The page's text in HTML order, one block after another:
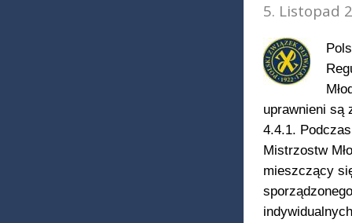
5. Listopad
uprawnieni są
4.4.1.
Mistrzostw
mieszczący